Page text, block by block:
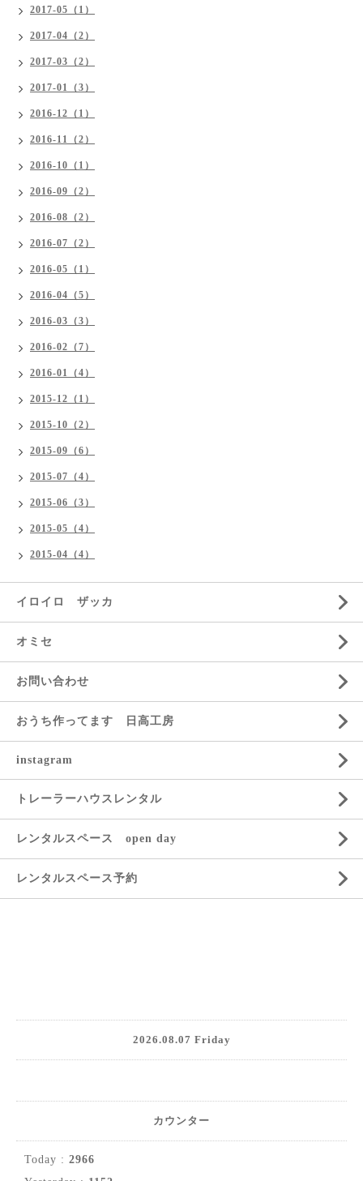
2017-05（1）
2017-04（2）
2017-03（2）
2017-01（3）
2016-12（1）
2016-11（2）
2016-10（1）
2016-09（2）
2016-08（2）
2016-07（2）
2016-05（1）
2016-04（5）
2016-03（3）
2016-02（7）
2016-01（4）
2015-12（1）
2015-10（2）
2015-09（6）
2015-07（4）
2015-06（3）
2015-05（4）
2015-04（4）
イロイロ ザッカ
オミセ
お問い合わせ
おうち作ってます 日高工房
instagram
トレーラーハウスレンタル
レンタルスペース open day
レンタルスペース予約
2026.08.07 Friday
カウンター
Today : 2966